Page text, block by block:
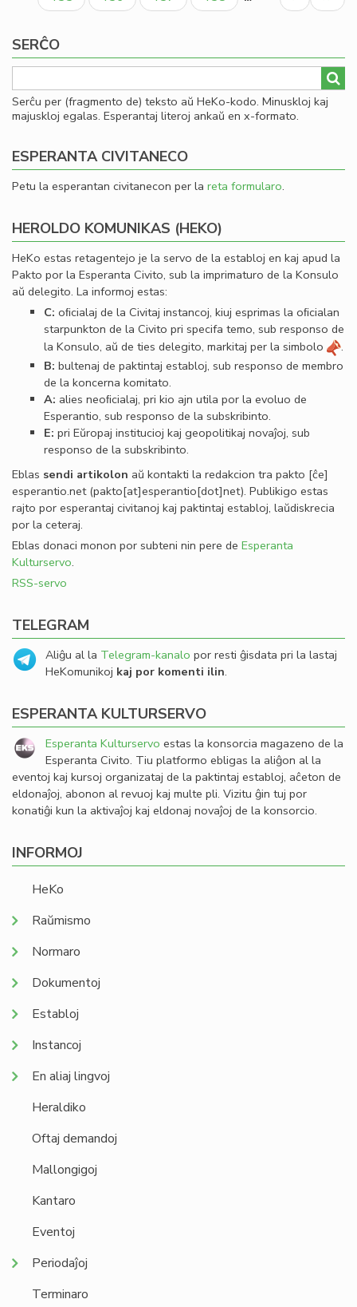
page
page
SERĈO
Serĉu per (fragmento de) teksto aŭ HeKo-kodo. Minuskloj kaj
majuskloj egalas. Esperantaj literoj ankaŭ en x-formato.
ESPERANTA CIVITANECO
Petu la esperantan civitanecon per la reta formularo.
HEROLDO KOMUNIKAS (HEKO)
HeKo estas retagentejo je la servo de la establoj en kaj apud la
Pakto por la Esperanta Civito, sub la imprimaturo de la Konsulo
aŭ delegito. La informoj estas:
C: oﬁcialaj de la Civitaj instancoj, kiuj esprimas la oﬁcialan
starpunkton de la Civito pri specifa temo, sub responso de
la Konsulo, aŭ de ties delegito, markitaj per la simbolo
.
B: bultenaj de paktintaj establoj, sub responso de membro
de la koncerna komitato.
A: alies neoﬁcialaj, pri kio ajn utila por la evoluo de
Esperantio, sub responso de la subskribinto.
E: pri Eŭropaj institucioj kaj geopolitikaj novaĵoj, sub
responso de la subskribinto.
Eblas sendi artikolon aŭ kontakti la redakcion tra pakto [ĉe]
esperantio.net(pakto[at]esperantio[dot]net). Publikigo estas
rajto por esperantaj civitanoj kaj paktintaj establoj, laŭdiskrecia
por la ceteraj.
Eblas donaci monon por subteni nin pere de Esperanta
Kulturservo.
RSS-servo
TELEGRAM
Aliĝu al la Telegram-kanalo por resti ĝisdata pri la lastaj
HeKomunikoj kaj por komenti ilin.
ESPERANTA KULTURSERVO
Esperanta Kulturservo estas la konsorcia magazeno de la
Esperanta Civito. Tiu platformo ebligas la aliĝon al la
eventoj kaj kursoj organizataj de la paktintaj establoj, aĉeton de
eldonaĵoj, abonon al revuoj kaj multe pli. Vizitu ĝin tuj por
konatiĝi kun la aktivaĵoj kaj eldonaj novaĵoj de la konsorcio.
INFORMOJ
HeKo
Raŭmismo
Normaro
Dokumentoj
Establoj
Instancoj
En aliaj lingvoj
Heraldiko
Oftaj demandoj
Mallongigoj
Kantaro
Eventoj
Periodaĵoj
Terminaro